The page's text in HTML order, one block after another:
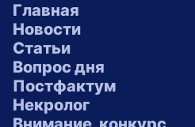
Главная
Новости
Статьи
Вопрос дня
Постфактум
Некролог